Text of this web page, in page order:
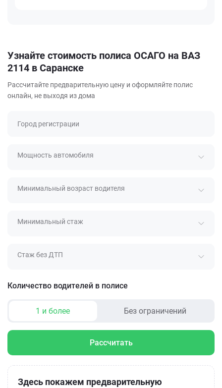
Узнайте стоимость полиса ОСАГО на ВАЗ
2114 в Саранске
Рассчитайте предварительную цену и оформляйте полис
онлайн, не выходя из дома
Город регистрации
Мощность автомобиля
Минимальный возраст водителя
Минимальный стаж
Стаж без ДТП
Количество водителей в полисе
1 и более Без ограничений
Рассчитать
Здесь покажем предварительную